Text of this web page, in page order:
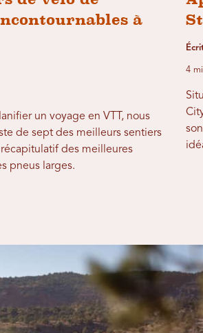
à
un voyage en VTT, nous
de sept des meilleurs sentiers
des meilleures
pneus larges.
4